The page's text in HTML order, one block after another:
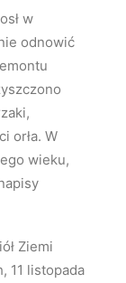
w
odnowić
orła. W
wieku,
Ziemi
11 listopada